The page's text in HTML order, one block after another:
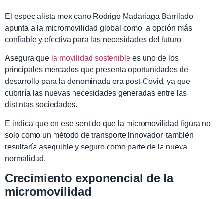
El especialista mexicano Rodrigo Madariaga Barrilado
apunta a la micromovilidad global como la opción más
confiable y efectiva para las necesidades del futuro.
Asegura que la movilidad sostenible es uno de los
principales mercados que presenta oportunidades de
desarrollo para la denominada era post-Covid, ya que
cubriría las nuevas necesidades generadas entre las
distintas sociedades.
E indica que en ese sentido que la micromovilidad figura no
solo como un método de transporte innovador, también
resultaría asequible y seguro como parte de la nueva
normalidad.
Crecimiento exponencial de la
micromovilidad